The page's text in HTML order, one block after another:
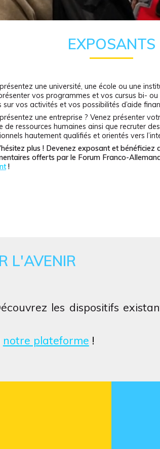
EXPOSANTS
une université, une école ou une
vos programmes et vos cursus bi-
sur vos activités et vos possibilités d’aide
une entreprise ? Venez présenter
de ressources humaines ainsi que recruter
hautement qualifiés et orientés vers
plus ! Devenez exposant et
offerts par le Forum Franco-
!
L'AVENIR
les dispositifs
notre plateforme !